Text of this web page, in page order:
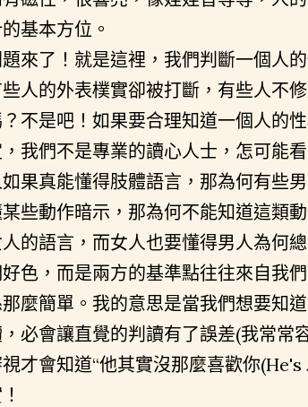
基本方位。
來了！就是這裡，我們判斷一個人
人的外表樸實卻被打斷，有些人不
不是吧！如果要合理知道一個人的
我們不是專業的讀心人士，怎可能
果真能懂得肢體語言，那為何有些
些動作暗示，那為何不能知道這類
的語言，而女人也要懂得男人為何
色，而是兩方的基準點往往來自我
麼簡單。我的意思是當我們想要知
必會讓直覺的判讀有了誤差(我常常
才會知道“他其實沒那麼喜歡你